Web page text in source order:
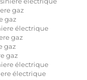
gaz
gaz
électrique
gaz
gaz
gaz
électrique
électrique